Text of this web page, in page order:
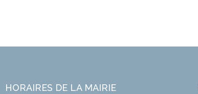
HORAIRES DE LA MAIRIE